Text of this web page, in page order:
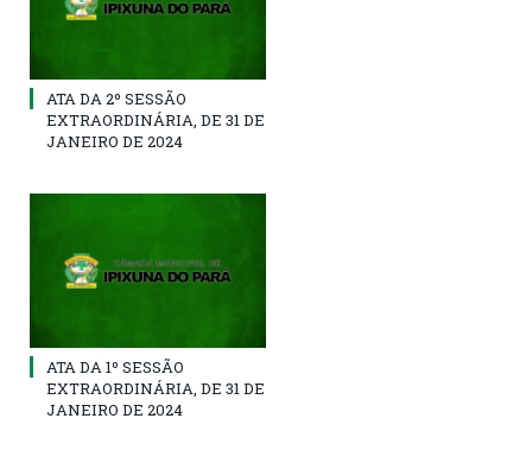
ATA DA 2º SESSÃO
EXTRAORDINÁRIA, DE 31 DE
JANEIRO DE 2024
ATA DA 1º SESSÃO
EXTRAORDINÁRIA, DE 31 DE
JANEIRO DE 2024